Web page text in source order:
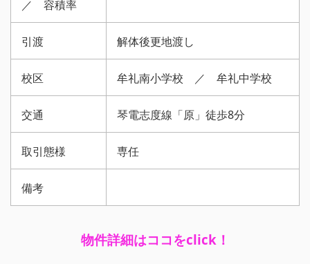
／ 容積率
引渡 解体後更地渡し
校区 牟礼南小学校 ／ 牟礼中学校
交通 琴電志度線「原」徒歩8分
取引態様 専任
備考
物件詳細はココをclick！